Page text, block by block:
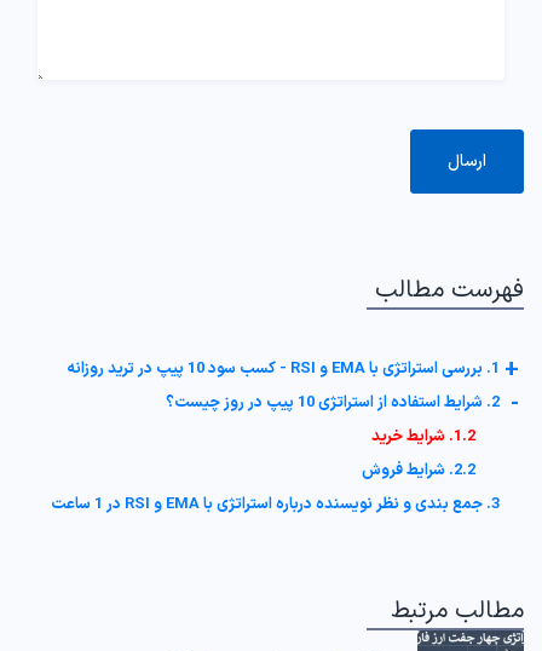
فهرست مطالب
1. بررسی استراتژی با EMA و RSI - کسب سود 10 پیپ در ترید روزانه +
2. شرایط استفاده از استراتژی 10 پیپ در روز چیست؟ -
1.2. شرایط خرید
2.2. شرایط فروش
3. جمع بندی و نظر نویسنده درباره استراتژی با EMA و RSI در 1 ساعت
مطالب مرتبط